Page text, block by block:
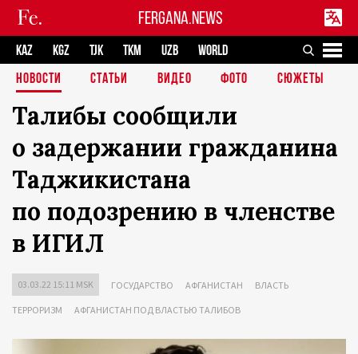
FERGANA.NEWS
KAZ KGZ TJK TKM UZB
WORLD
НОВОСТИ
СТАТЬИ ВИДЕО ФОТО СЮЖЕТЫ
Талибы сообщили
о задержании гражданина
Таджикистана
по подозрению в членстве
в ИГИЛ
03.03.22 15:11 MSK ГОСУДАРСТВО АФГАНИСТАН ВЛАСТЬ
ТЕРРОРИЗМ АФГАНИСТАН ПОД ВЛАСТЬЮ ТАЛИБОВ